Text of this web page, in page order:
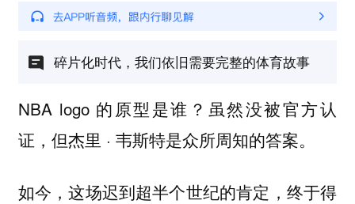
碎片化时代，我们依旧需要完整的体育故事
NBA logo 的原型是谁？虽然没被官方认
证，但杰里 · 韦斯特是众所周知的答案。
如今，这场迟到超半个世纪的肯定，终于得